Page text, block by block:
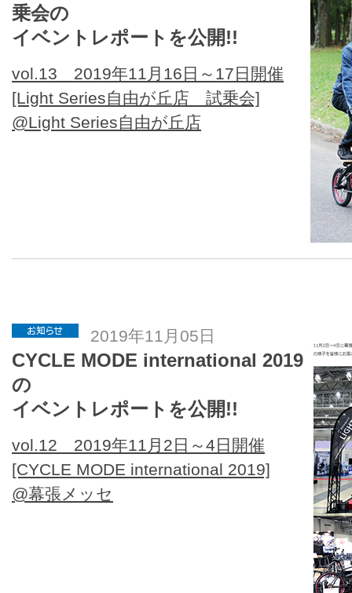
乗会の
イベントレポートを公開!!
vol.13 2019年11月16日～17日開催
[Light Series自由が丘店 試乗会]
@Light Series自由が丘店
2019年11月05日
CYCLE MODE international 2019
の
イベントレポートを公開!!
vol.12 2019年11月2日～4日開催
[CYCLE MODE international 2019]
@幕張メッセ